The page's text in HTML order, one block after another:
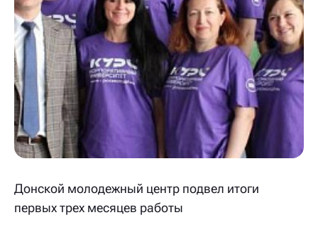
Донской молодежный центр подвел итоги
первых трех месяцев работы